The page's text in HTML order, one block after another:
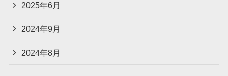
2025年6月
2024年9月
2024年8月